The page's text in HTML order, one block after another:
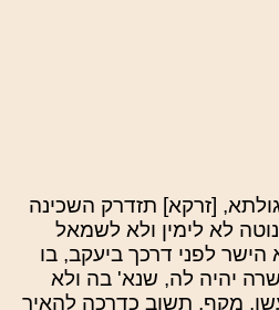
[זרקא] תזדרק השכינה
לא לימין ולא לשמאל
לפני דרכך ביעקב, בו
יהיה לה, שנא' בה ולא
מקף, תשוב כדרכה להאיר